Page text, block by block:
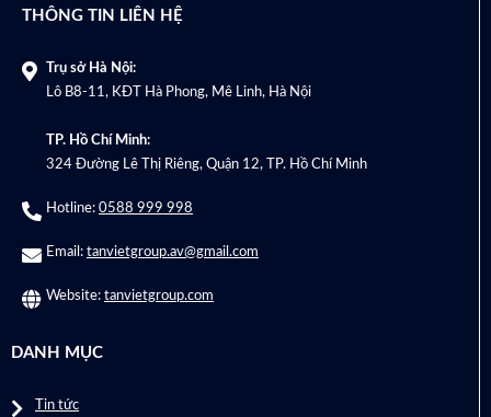
THÔNG TIN LIÊN HỆ
Trụ sở Hà Nội:
Lô B8-11, KĐT Hà Phong, Mê Linh, Hà Nội
TP. Hồ Chí Minh:
324 Đường Lê Thị Riêng, Quận 12, TP. Hồ Chí Minh
Hotline: 0588 999 998
Email: tanvietgroup.av@gmail.com
Website: tanvietgroup.com
DANH MỤC
Tin tức